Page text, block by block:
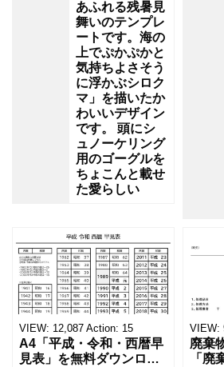
あふれる残暑見
舞いのテンプレ
ートです。海の
上でぷかぷかと
気持ちよさそう
に浮かぶシロク
マ」を描いたか
わいいデザイン
です。 頭にシ
ュノーケリング
用のゴーグルを
ちょこんと載せ
た愛らしい
VIEW: 12,087 Action: 15
A4「平成・令和・西暦早
見表」を無料ダウンロー
VIEW:
廃棄
「廃